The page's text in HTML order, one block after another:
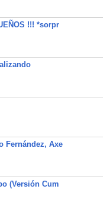
!!! *sorpr
Fernández, Axe
(Versión Cum